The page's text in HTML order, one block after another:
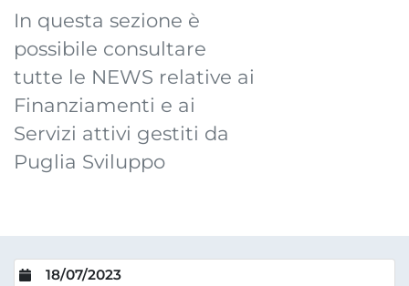
In questa sezione è
possibile consultare
tutte le NEWS relative ai
Finanziamenti e ai
Servizi attivi gestiti da
Puglia Sviluppo
18/07/2023